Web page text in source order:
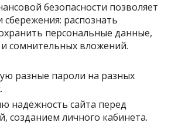
безопасности позволяет
распознать
персональные данные,
сомнительных вложений.
разные пароли на разных
надёжность сайта перед
созданием личного кабинета.